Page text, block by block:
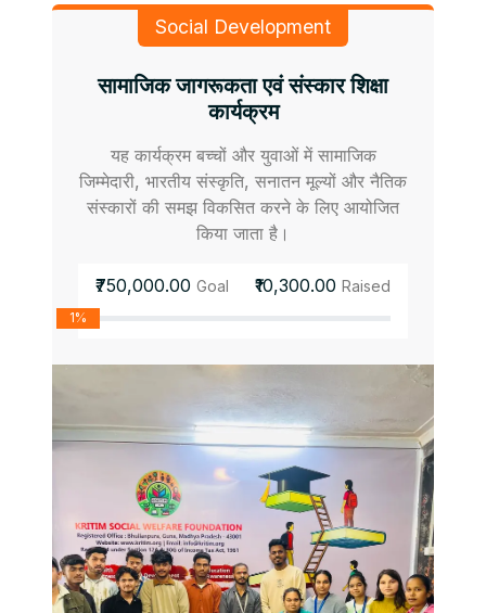
Social Development
सामाजिक जागरूकता एवं संस्कार शिक्षा
कार्यक्रम
यह कार्यक्रम बच्चों और युवाओं में सामाजिक
जिम्मेदारी, भारतीय संस्कृति, सनातन मूल्यों और नैतिक
संस्कारों की समझ विकसित करने के लिए आयोजित
किया जाता है।
₹750,000.00 Goal ₹10,300.00 Raised
1%